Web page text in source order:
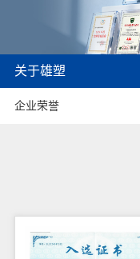
品牌服务
投资者关系
经典案例
关于雄塑
企业荣誉